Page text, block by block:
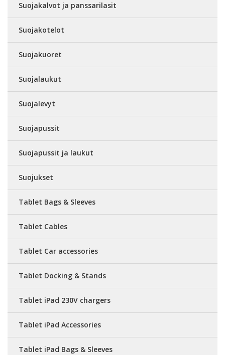
Suojakalvot ja panssarilasit
Suojakotelot
Suojakuoret
Suojalaukut
Suojalevyt
Suojapussit
Suojapussit ja laukut
Suojukset
Tablet Bags & Sleeves
Tablet Cables
Tablet Car accessories
Tablet Docking & Stands
Tablet iPad 230V chargers
Tablet iPad Accessories
Tablet iPad Bags & Sleeves